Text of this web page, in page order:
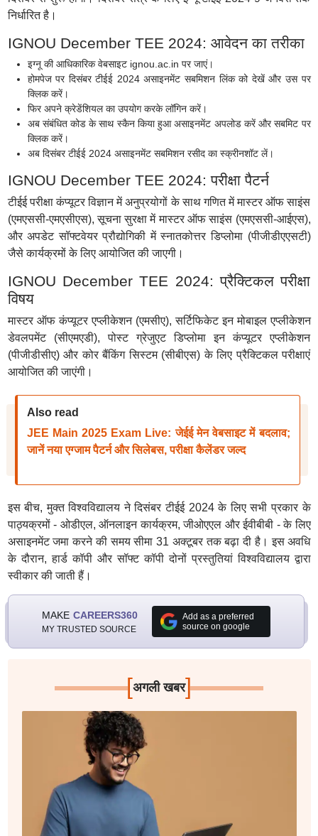
निर्धारित है।
IGNOU December TEE 2024: आवेदन का तरीका
इग्नू की आधिकारिक वेबसाइट ignou.ac.in पर जाएं।
होमपेज पर दिसंबर टीईई 2024 असाइनमेंट सबमिशन लिंक को देखें और उस पर
क्लिक करें।
फिर अपने क्रेडेंशियल का उपयोग करके लॉगिन करें।
अब संबंधित कोड के साथ स्कैन किया हुआ असाइनमेंट अपलोड करें और सबमिट पर
क्लिक करें।
अब दिसंबर टीईई 2024 असाइनमेंट सबमिशन रसीद का स्क्रीनशॉट लें।
IGNOU December TEE 2024: परीक्षा पैटर्न
टीईई परीक्षा कंप्यूटर विज्ञान में अनुप्रयोगों के साथ गणित में मास्टर ऑफ साइंस
(एमएससी-एमएसीएस), सूचना सुरक्षा में मास्टर ऑफ साइंस (एमएससी-आईएस),
और अपडेट सॉफ्टवेयर प्रौद्योगिकी में स्नातकोत्तर डिप्लोमा (पीजीडीएएसटी)
जैसे कार्यक्रमों के लिए आयोजित की जाएगी।
IGNOU December TEE 2024: प्रैक्टिकल परीक्षा
विषय
मास्टर ऑफ कंप्यूटर एप्लीकेशन (एमसीए), सर्टिफिकेट इन मोबाइल एप्लीकेशन
डेवलपमेंट (सीएमएडी), पोस्ट ग्रेजुएट डिप्लोमा इन कंप्यूटर एप्लीकेशन
(पीजीडीसीए) और कोर बैंकिंग सिस्टम (सीबीएस) के लिए प्रैक्टिकल परीक्षाएं
आयोजित की जाएंगी।
Also read
JEE Main 2025 Exam Live: जेईई मेन वेबसाइट में बदलाव;
जानें नया एग्जाम पैटर्न और सिलेबस, परीक्षा कैलेंडर जल्द
इस बीच, मुक्त विश्वविद्यालय ने दिसंबर टीईई 2024 के लिए सभी प्रकार के
पाठ्यक्रमों - ओडीएल, ऑनलाइन कार्यक्रम, जीओएएल और ईवीबीबी - के लिए
असाइनमेंट जमा करने की समय सीमा 31 अक्टूबर तक बढ़ा दी है। इस अवधि
के दौरान, हार्ड कॉपी और सॉफ्ट कॉपी दोनों प्रस्तुतियां विश्वविद्यालय द्वारा
स्वीकार की जाती हैं।
MAKE CAREERS360
MY TRUSTED SOURCE
Add as a preferred
source on google
[अगली खबर]